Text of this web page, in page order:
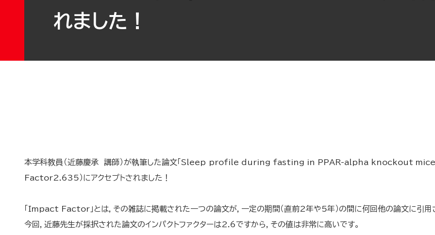
れました！
本学科教員（近藤慶承 講師）が執筆した論文「Sleep profile during fasting in PPAR-alpha knockout
Factor2.635）にアクセプトされました！
「Impact Factor」とは，その雑誌に掲載された一つの論文が，一定の期間（直前2年や5年）の間に何回他の論文に引用
今回，近藤先生が採択された論文のインパクトファクターは2.6ですから，その値は非常に高いです。